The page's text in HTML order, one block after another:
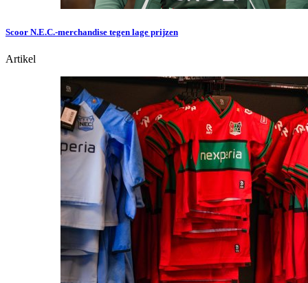
Scoor N.E.C.-merchandise tegen lage prijzen
Artikel